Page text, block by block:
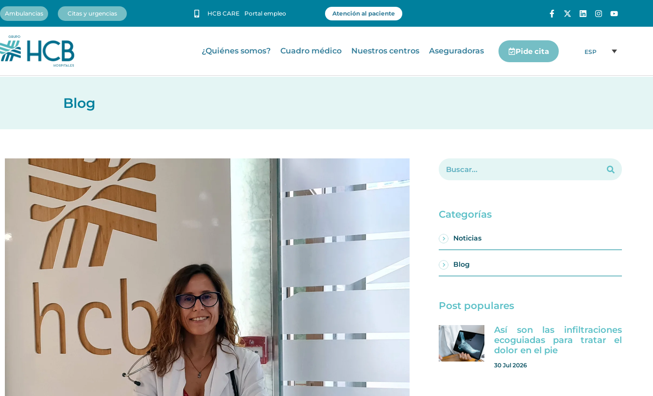
Ambulancias Citas y urgencias HCB CARE Portal empleo Atención al paciente
¿Quiénes somos? Cuadro médico Nuestros centros Aseguradoras Pide cita ESP
Blog
Categorías
Noticias
Blog
Post populares
Así son las infiltraciones
ecoguiadas para tratar el
dolor en el pie
30 Jul 2026